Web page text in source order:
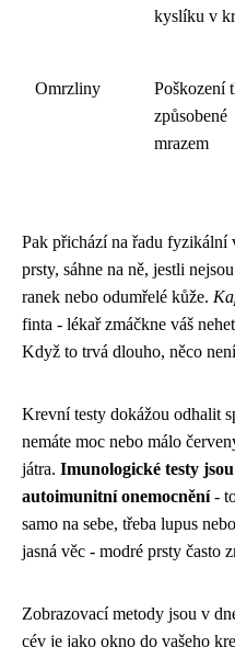
kyslíku v
Omrzliny
Poškození
způsobené
mrazem
Pak přichází na řadu fyzikální
prsty, sáhne na ně, jestli
ranek nebo odumřelé kůže.
finta - lékař zmáčkne váš
Když to trvá dlouho, něco
Krevní testy dokážou odhalit
nemáte moc nebo málo
játra. Imunologické testy
autoimunitní onemocnění-
samo na sebe, třeba lupus
jasná věc - modré prsty často
Zobrazovací metody jsou v
cév je jako okno do vašeho